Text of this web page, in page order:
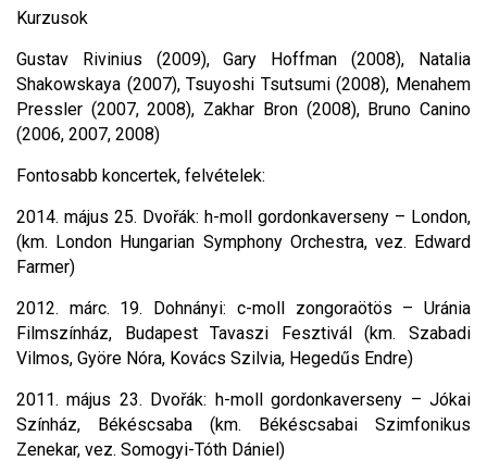
Kurzusok
Gustav Rivinius (2009), Gary Hoffman (2008), Natalia
Shakowskaya (2007), Tsuyoshi Tsutsumi (2008), Menahem
Pressler (2007, 2008), Zakhar Bron (2008), Bruno Canino
(2006, 2007, 2008)
Fontosabb koncertek, felvételek:
2014. május 25. Dvořák: h-moll gordonkaverseny – London,
(km. London Hungarian Symphony Orchestra, vez. Edward
Farmer)
2012. márc. 19. Dohnányi: c-moll zongoraötös – Uránia
Filmszínház, Budapest Tavaszi Fesztivál (km. Szabadi
Vilmos, Györe Nóra, Kovács Szilvia, Hegedűs Endre)
2011. május 23. Dvořák: h-moll gordonkaverseny – Jókai
Színház, Békéscsaba (km. Békéscsabai Szimfonikus
Zenekar, vez. Somogyi-Tóth Dániel)